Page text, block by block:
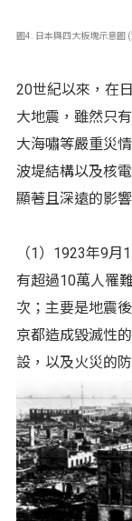
圖4. 日本與四大板塊示意圖
20世紀以來，在
大地震，雖然只
大海嘯等嚴重災
波堤結構以及核
顯著且深遠的影
（1）1923年9
有超過10萬人罹
次；主要是地震
京都造成毀滅性
設，以及火災的